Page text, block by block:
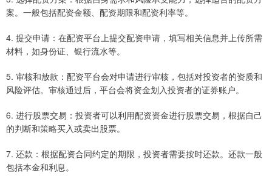
案。一般包括配资金额、配资期限和配资利率等。
4. 提交申请：在配资平台上提交配资申请，填写相关信息并上传所需
材料，如身份证、银行流水等。
5. 审核和放款：配资平台会对申请进行审核，包括对投资者的资质和
风险评估。审核通过后，平台会将资金划入投资者的证券账户。
6. 进行股票交易：投资者可以利用配资资金进行股票交易，根据自己
的判断和策略买入或卖出股票。
7. 还款：根据配资合同约定的期限，投资者需要按时还款。还款一般
包括本金和利息。